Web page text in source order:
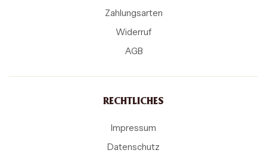
Zahlungsarten
Widerruf
AGB
RECHTLICHES
Impressum
Datenschutz